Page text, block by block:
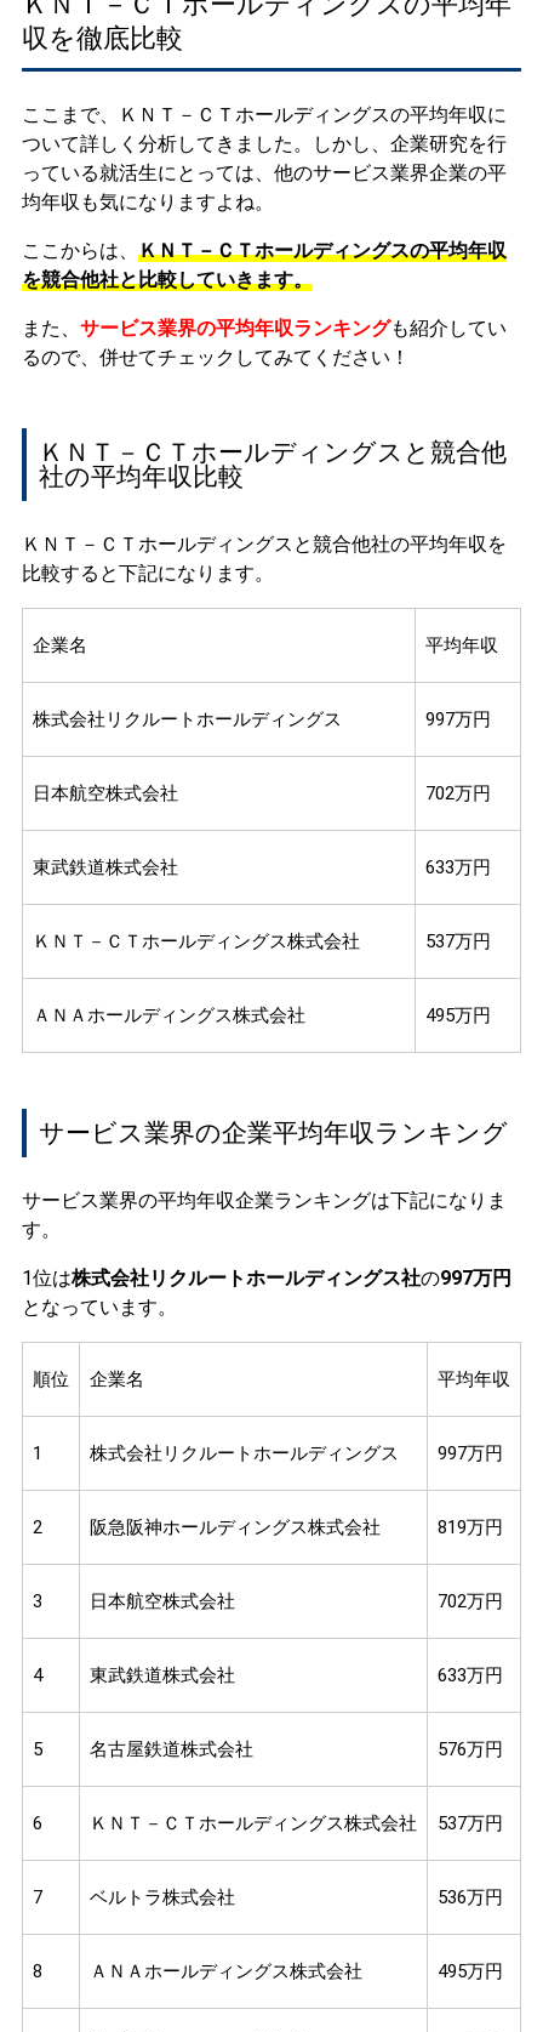
収を徹底比較
ここまで、ＫＮＴ－ＣＴホールディングスの平均年収に
ついて詳しく分析してきました。しかし、企業研究を行
っている就活生にとっては、他のサービス業界企業の平
均年収も気になりますよね。
ここからは、 ＫＮＴ－ＣＴホールディングスの平均年収
を競合他社と比較していきます。
また、 サービス業界の平均年収ランキングも紹介してい
るので、併せてチェックしてみてください！
ＫＮＴ－ＣＴホールディングスと競合他
社の平均年収比較
ＫＮＴ－ＣＴホールディングスと競合他社の平均年収を
比較すると下記になります。
企業名 平均年収
株式会社リクルートホールディングス 997万円
日本航空株式会社 702万円
東武鉄道株式会社 633万円
ＫＮＴ－ＣＴホールディングス株式会社 537万円
ＡＮＡホールディングス株式会社 495万円
サービス業界の企業平均年収ランキング
サービス業界の平均年収企業ランキングは下記になりま
す。
1位は株式会社リクルートホールディングス社の997万円
となっています。
順位 企業名 平均年収
1 株式会社リクルートホールディングス 997万円
2 阪急阪神ホールディングス株式会社 819万円
3 日本航空株式会社 702万円
4 東武鉄道株式会社 633万円
5 名古屋鉄道株式会社 576万円
6 ＫＮＴ－ＣＴホールディングス株式会社 537万円
7 ベルトラ株式会社 536万円
8 ＡＮＡホールディングス株式会社 495万円